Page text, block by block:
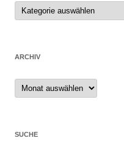
ARCHIV
Archiv
SUCHE